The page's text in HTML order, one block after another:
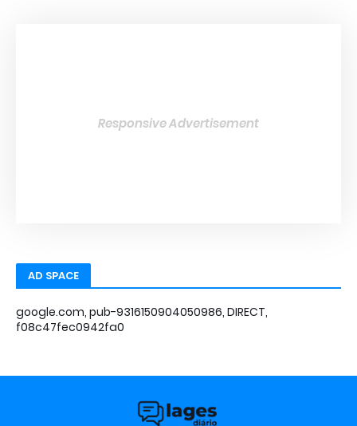
Responsive Advertisement
AD SPACE
google.com, pub-9316150904050986, DIRECT,
f08c47fec0942fa0